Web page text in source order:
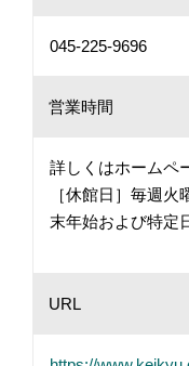
045-225-9696
営業時間
詳しくはホームペ
［休館日］毎週
末年始および特定
URL